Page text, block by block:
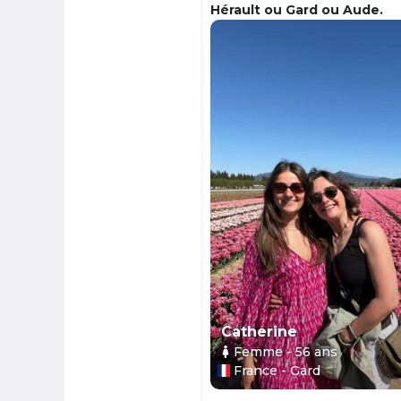
Hérault ou Gard ou Aude.
Catherine
Femme- 56ans
France - Gard